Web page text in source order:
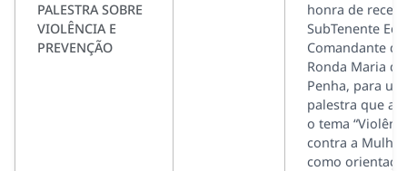
PALESTRA SOBRE
VIOLÊNCIA E
PREVENÇÃO
honra de
SubTenente
Comandante da
Ronda Maria da
Penha, para
palestra que
o tema
contra a
como